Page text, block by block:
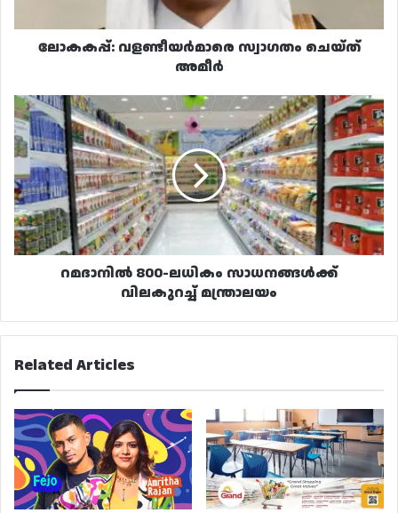
ലോകകപ്പ്: വളണ്ടീയർമാരെ സ്വാഗതം ചെയ്ത്
അമീർ
റമദാനിൽ
800-
ലധികം
സാധനങ്ങൾക്ക്
വിലകുറച്ച്
മന്ത്രാലയം
റമദാനിൽ 800-ലധികം സാധനങ്ങൾക്ക്
വിലകുറച്ച് മന്ത്രാലയം
Related Articles